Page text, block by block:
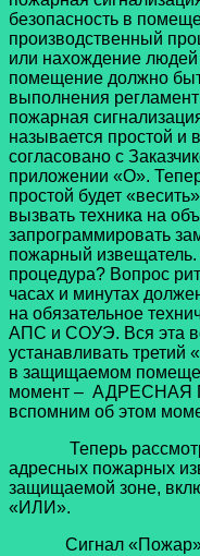
безопасность в
производственный
или нахождение
помещение должно
выполнения
пожарная
называется простой и
согласовано с
приложении «О».
простой будет
вызвать техника на
запрограммировать
пожарный извещатель.
процедура? Вопрос
часах и минутах
на обязательное
АПС и СОУЭ. Вся эта
устанавливать
в защищаемом
момент – АДРЕСНАЯ
вспомним об этом
Теперь
адресных пожарных
защищаемой зоне,
«ИЛИ».
Сигнал «Пожар» и